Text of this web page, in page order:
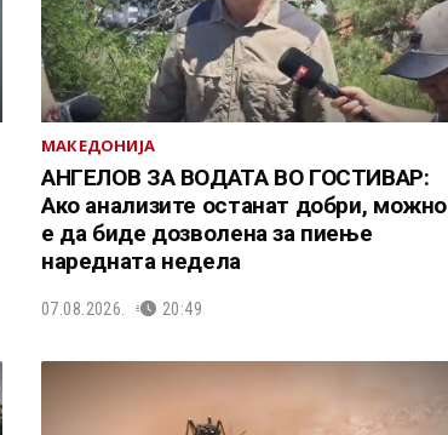
МАКЕДОНИЈА
АНГЕЛОВ ЗА ВОДАТА ВО ГОСТИВАР:
Ако анализите останат добри, можно
е да биде дозволена за пиење
наредната недела
07.08.2026. 20:49